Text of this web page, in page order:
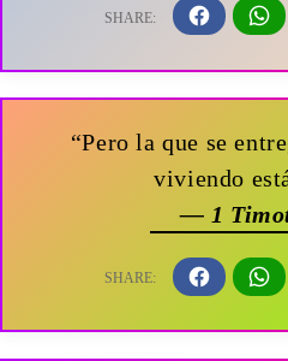
“Pero la que se
viviendo
— 1